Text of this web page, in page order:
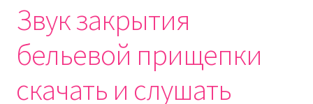
Звук закрытия
бельевой прищепки
скачать и слушать